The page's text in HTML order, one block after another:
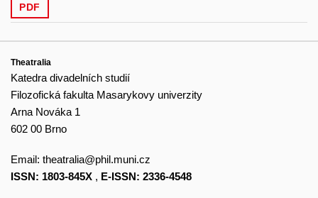
PDF
Theatralia
Katedra divadelních studií
Filozofická fakulta Masarykovy univerzity
Arna Nováka 1
602 00 Brno
Email: theatralia@phil.muni.cz
ISSN: 1803-845X , E-ISSN: 2336-4548